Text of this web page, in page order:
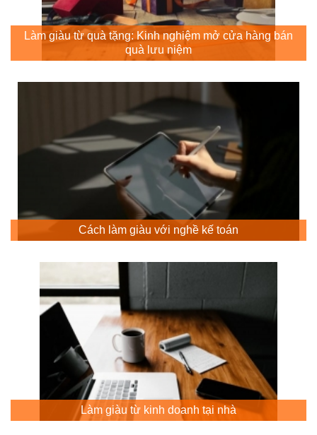
Làm giàu từ quà tặng: Kinh nghiệm mở cửa hàng bán
quà lưu niệm
Cách làm giàu với nghề kế toán
Làm giàu từ kinh doanh tại nhà